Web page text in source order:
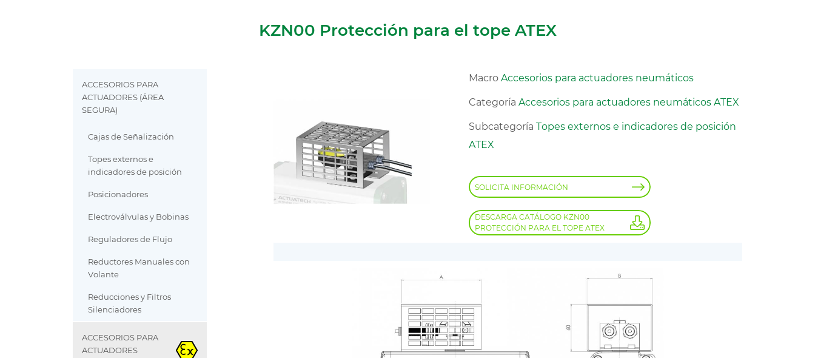
KZN00 Protección para el tope ATEX
ACCESORIOS PARA
ACTUADORES (ÁREA
SEGURA)
Cajas de Señalización
Topes externos e
indicadores de posición
Posicionadores
Electroválvulas y Bobinas
Reguladores de Flujo
Reductores Manuales con
Volante
Reducciones y Filtros
Silenciadores
ACCESORIOS PARA
ACTUADORES
MacroAccesorios para actuadores neumáticos
CategoríaAccesorios para actuadores neumáticos ATEX
SubcategoríaTopes externos e indicadores de posición
ATEX
SOLICITA INFORMACIÓN
DESCARGA CATÁLOGO KZN00
PROTECCIÓN PARA EL TOPE ATEX